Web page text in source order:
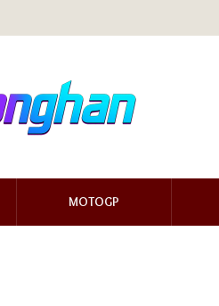
MOTOGP